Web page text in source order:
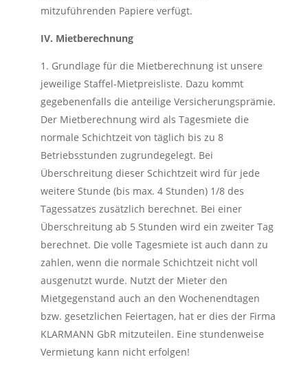
mitzuführenden Papiere verfügt.
IV. Mietberechnung
1. Grundlage für die Mietberechnung ist unsere
jeweilige Staffel-Mietpreisliste. Dazu kommt
gegebenenfalls die anteilige Versicherungsprämie.
Der Mietberechnung wird als Tagesmiete die
normale Schichtzeit von täglich bis zu 8
Betriebsstunden zugrundegelegt. Bei
Überschreitung dieser Schichtzeit wird für jede
weitere Stunde (bis max. 4 Stunden) 1/8 des
Tagessatzes zusätzlich berechnet. Bei einer
Überschreitung ab 5 Stunden wird ein zweiter Tag
berechnet. Die volle Tagesmiete ist auch dann zu
zahlen, wenn die normale Schichtzeit nicht voll
ausgenutzt wurde. Nutzt der Mieter den
Mietgegenstand auch an den Wochenendtagen
bzw. gesetzlichen Feiertagen, hat er dies der Firma
KLARMANN GbR mitzuteilen. Eine stundenweise
Vermietung kann nicht erfolgen!